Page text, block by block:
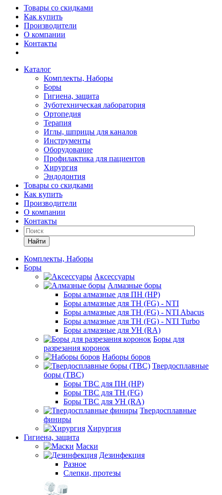
Товары со скидками
Как купить
Производители
О компании
Контакты
Каталог
Комплекты, Наборы
Боры
Гигиена, защита
Зуботехническая лаборатория
Ортопедия
Терапия
Иглы, шприцы для каналов
Инструменты
Оборудование
Профилактика для пациентов
Хирургия
Эндодонтия
Товары со скидками
Как купить
Производители
О компании
Контакты
Найти
Комплекты, Наборы
Боры
Аксессуары
Алмазные боры
Боры алмазные для ПН (HP)
Боры алмазные для ТН (FG) - NTI
Боры алмазные для ТН (FG) - NTI Abacus
Боры алмазные для ТН (FG) - NTI Turbo
Боры алмазные для УН (RA)
Боры для
разрезания коронок
Наборы боров
Твердосплавные
боры (ТВС)
Боры ТВС для ПН (HP)
Боры ТВС для ТН (FG)
Боры ТВС для УН (RA)
Твердосплавные
финиры
Хирургия
Гигиена, защита
Маски
Дезинфекция
Разное
Слепки, протезы